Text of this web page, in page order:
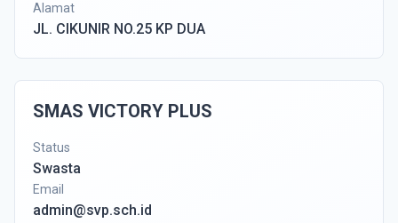
Alamat
JL. CIKUNIR NO.25 KP DUA
SMAS VICTORY PLUS
Status
Swasta
Email
admin@svp.sch.id